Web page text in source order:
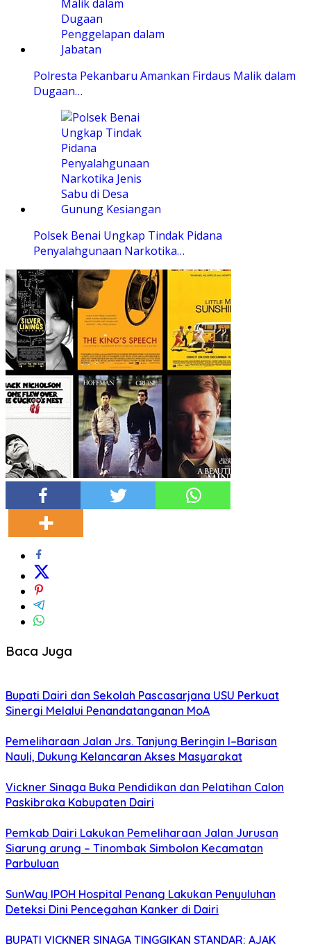
Polresta Pekanbaru Amankan Firdaus Malik dalam
Dugaan…
Polsek Benai Ungkap Tindak Pidana
Penyalahgunaan Narkotika…
Baca Juga
Bupati Dairi dan Sekolah Pascasarjana USU Perkuat
Sinergi Melalui Penandatanganan MoA
Pemeliharaan Jalan Jrs. Tanjung Beringin I–Barisan
Nauli, Dukung Kelancaran Akses Masyarakat
Vickner Sinaga Buka Pendidikan dan Pelatihan Calon
Paskibraka Kabupaten Dairi
Pemkab Dairi Lakukan Pemeliharaan Jalan Jurusan
Siarung arung – Tinombak Simbolon Kecamatan
Parbuluan
SunWay IPOH Hospital Penang Lakukan Penyuluhan
Deteksi Dini Pencegahan Kanker di Dairi
BUPATI VICKNER SINAGA TINGGIKAN STANDAR: AJAK